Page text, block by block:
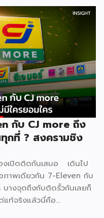
ต่ภายใต้ตัวเลขที่สวยงาม
นั่นคือ ยิ่งตลาดใหญ่ การ
าถูกคือหนึ่งในสมรภูมิที่
] 1.สงครามที่ไม่มีใครกล้า
3.Case Study แบรนด์
ที่สุด “พนักงาน” 5.บทสรุป
. สงครามบุฟเฟต์ไม่ได้เกิด
ความกลัว กลัวเสียลูกค้าให้
ทย Food Cost ที่ดีควรอยู่
[…]
กับ CJ more ถึง
ทุกที่ ? สงครามชิง
องเปิดติดกันเสมอ เดินไป
ภาพเดียวกัน 7-Eleven กับ
างจุดถึงกับติดรั้วกันเลยก็
แท้จริงแล้วนี่คือ